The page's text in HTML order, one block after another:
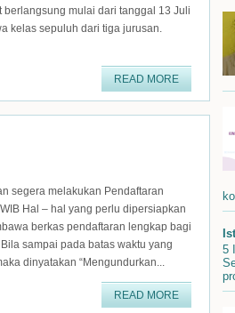
berlangsung mulai dari tanggal 13 Juli
kelas sepuluh dari tiga jurusan.
READ MORE
segera melakukan Pendaftaran
Hal – hal yang perlu dipersiapkan
berkas pendaftaran lengkap bagi
sampai pada batas waktu yang
dinyatakan “Mengundurkan...
READ MORE
5